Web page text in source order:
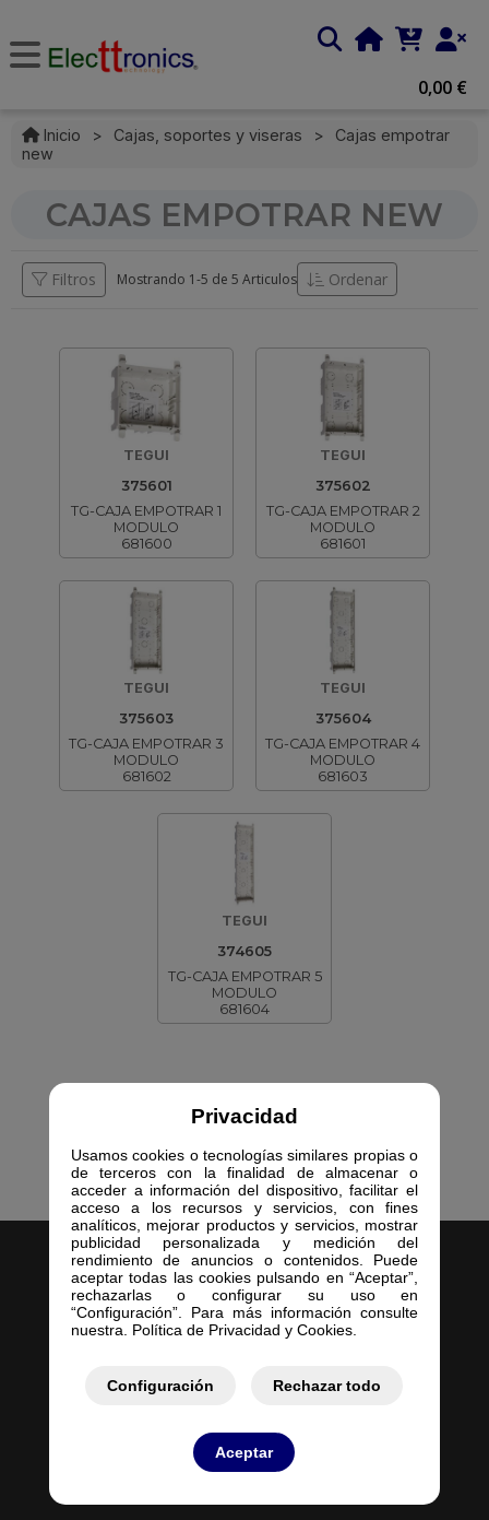
Privacidad
Usamos cookies o tecnologías similares propias o
de terceros con la finalidad de almacenar o
acceder a información del dispositivo, facilitar el
acceso a los recursos y servicios, con fines
analíticos, mejorar productos y servicios, mostrar
publicidad personalizada y medición del
rendimiento de anuncios o contenidos. Puede
aceptar todas las cookies pulsando en “Aceptar”,
rechazarlas o configurar su uso en
“Configuración”. Para más información consulte
nuestra. Política de Privacidad y Cookies.
Configuración Rechazar todo
Aceptar
0,00 €
Inicio > Cajas, soportes y viseras >
Cajas empotrar
new
CAJAS EMPOTRAR NEW
Filtros Mostrando 1-5 de 5 Articulos Ordenar
TEGUI
375601
TG-CAJA EMPOTRAR 1
MODULO
681600
TEGUI
375602
TG-CAJA EMPOTRAR 2
MODULO
681601
TEGUI
375603
TG-CAJA EMPOTRAR 3
MODULO
681602
TEGUI
375604
TG-CAJA EMPOTRAR 4
MODULO
681603
TEGUI
374605
TG-CAJA EMPOTRAR 5
MODULO
681604
Empresa
Contacto
Mis Pedidos